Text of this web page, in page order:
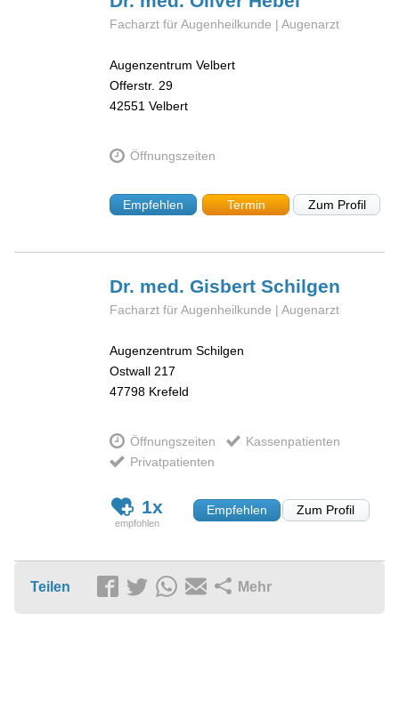
Facharzt für Augenheilkunde | Augenarzt
Augenzentrum Velbert
Offerstr. 29
42551 Velbert
Öffnungszeiten
Empfehlen Termin Zum Profil
Dr. med. GisbertSchilgen
Facharzt für Augenheilkunde | Augenarzt
Augenzentrum Schilgen
Ostwall 217
47798 Krefeld
Öffnungszeiten
Kassenpatienten
Privatpatienten
1x Empfehlen Zum Profil
Teilen Mehr